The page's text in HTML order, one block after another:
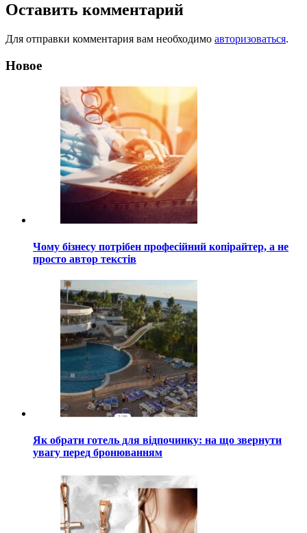
Оставить комментарий
Для отправки комментария вам необходимо авторизоваться.
Новое
Чому бізнесу потрібен професійний копірайтер, а не
просто автор текстів
Як обрати готель для відпочинку: на що звернути
увагу перед бронюванням